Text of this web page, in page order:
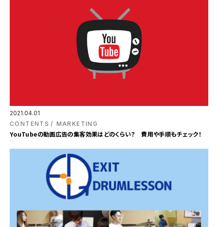
2021.04.01
CONTENTS
MARKETING
YouTubeの動画広告の集客効果はどのくらい？ 費用や手順もチェック！